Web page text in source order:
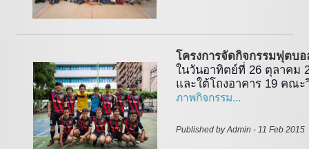
โครงการจัดกิจกรรมฟุต
ในวันอาทิตย์ที่ 26 ตุลาคม
และใต้โถงอาคาร 19 คณ
ภาพกิจกรรม...
Published by Admin - 11 Feb 2015